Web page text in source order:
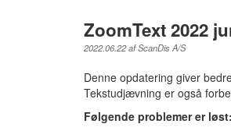
ZoomText 2022
2022.06.22 af ScanDis A/S
Denne opdatering giver
Tekstudjævning er også
Følgende problemer er løst: